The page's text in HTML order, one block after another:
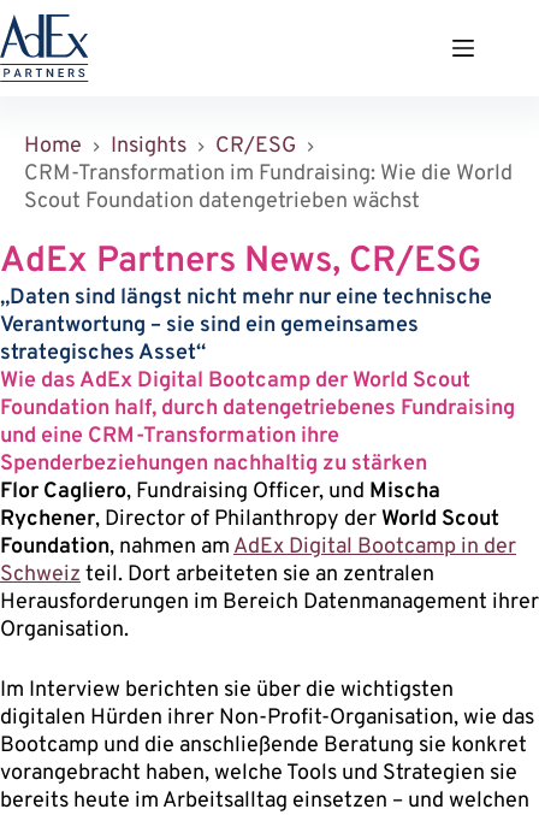
Zum
Inhalt
springen
Home Insights
CR/ESG
CRM-Transformation im Fundraising: Wie die World
Scout Foundation datengetrieben wächst
AdEx Partners News, CR/ESG
„Daten sind längst nicht mehr nur eine technische
Verantwortung – sie sind ein gemeinsames
strategisches Asset“
Wie das AdEx Digital Bootcamp der World Scout
Foundation half, durch datengetriebenes Fundraising
und eine CRM-Transformation ihre
Spenderbeziehungen nachhaltig zu stärken
Flor Cagliero, Fundraising Officer, und Mischa
Rychener, Director of Philanthropy derWorld Scout
Foundation, nahmen amAdEx Digital Bootcamp in der
Schweizteil. Dort arbeiteten sie an zentralen
Herausforderungen im Bereich Datenmanagement ihrer
Organisation.
Im Interview berichten sie über die wichtigsten
digitalen Hürden ihrer Non-Profit-Organisation, wie das
Bootcamp und die anschließende Beratung sie konkret
vorangebracht haben, welche Tools und Strategien sie
bereits heute im Arbeitsalltag einsetzen – und welchen